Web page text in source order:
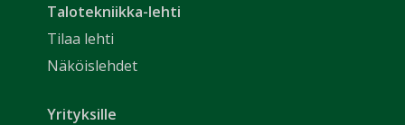
Talotekniikka-lehti
Tilaa lehti
Näköislehdet
Yrityksille